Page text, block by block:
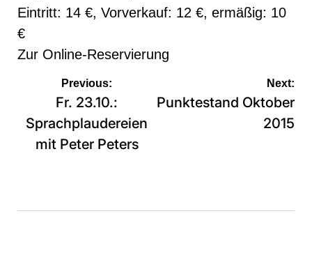
Eintritt: 14 €, Vorverkauf: 12 €, ermäßig: 10
€
Zur Online-Reservierung
Beitragsnavigation
Previous:
Fr. 23.10.:
Sprachplaudereien
mit Peter Peters
Next:
Punktestand Oktober
2015